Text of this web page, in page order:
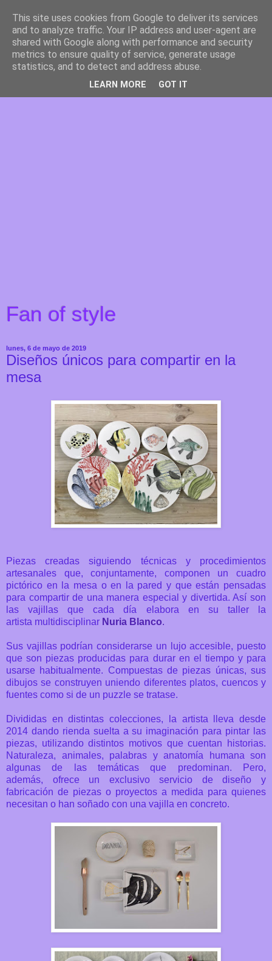
Fan of style
lunes, 6 de mayo de 2019
Diseños únicos para compartir en la
mesa
Piezas creadas siguiendo técnicas y procedimientos
artesanales que, conjuntamente, componen un cuadro
pictórico en la mesa o en la pared y que están pensadas
para compartir de una manera especial y divertida. Así son
las vajillas que cada día elabora en su taller la
artista multidisciplinar Nuria Blanco.
Sus vajillas podrían considerarse un lujo accesible, puesto
que son piezas producidas para durar en el tiempo y para
usarse habitualmente. Compuestas de piezas únicas, sus
dibujos se construyen uniendo diferentes platos, cuencos y
fuentes como si de un puzzle se tratase.
Divididas en distintas colecciones, la artista lleva desde
2014 dando rienda suelta a su imaginación para pintar las
piezas, utilizando distintos motivos que cuentan historias.
Naturaleza, animales, palabras y anatomía humana son
algunas de las temáticas que predominan. Pero,
además, ofrece un exclusivo servicio de diseño y
fabricación de piezas o proyectos a medida para quienes
necesitan o han soñado con una vajilla en concreto.
This site uses cookies from Google to deliver its services
and to analyze traffic. Your IP address and user-agent are
shared with Google along with performance and security
metrics to ensure quality of service, generate usage
statistics, and to detect and address abuse.
LEARN MORE GOT IT